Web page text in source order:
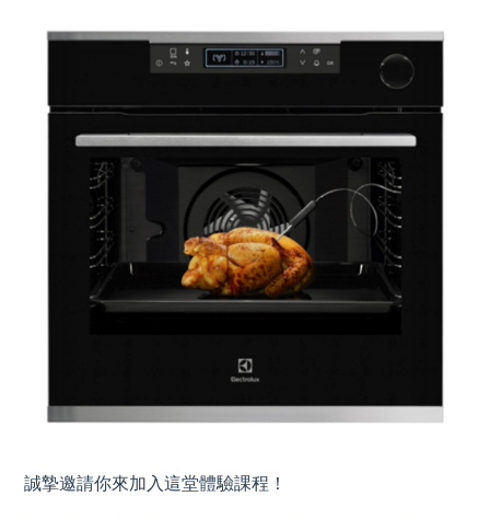
誠摯邀請你來加入這堂體驗課程！